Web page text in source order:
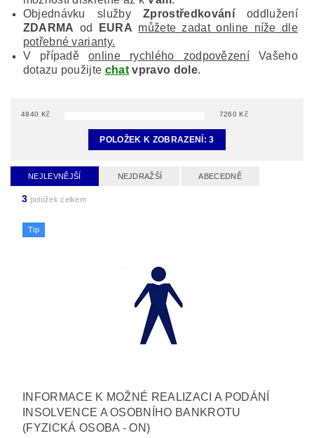
Objednávku služby
Zprostředkováníoddlužení
ZDARMA od EURA můžete zadat online níže dle
potřebné varianty.
V případěonline rychlého zodpovězení Vašeho
dotazu použijte chatvpravo dole.
4840 Kč 7260 Kč
POLOŽEK K ZOBRAZENÍ:3
NEJLEVNĚJŠÍ NEJDRAŽŠÍ ABECEDNĚ
3 položek celkem
Tip
INFORMACE K MOŽNÉ REALIZACI A PODÁNÍ
INSOLVENCE A OSOBNÍHO BANKROTU
(FYZICKÁ OSOBA - ON)